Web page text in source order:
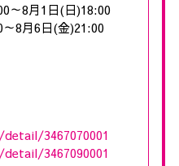
～8月1日(日)18:00
8月6日(金)21:00
3467070001
3467090001